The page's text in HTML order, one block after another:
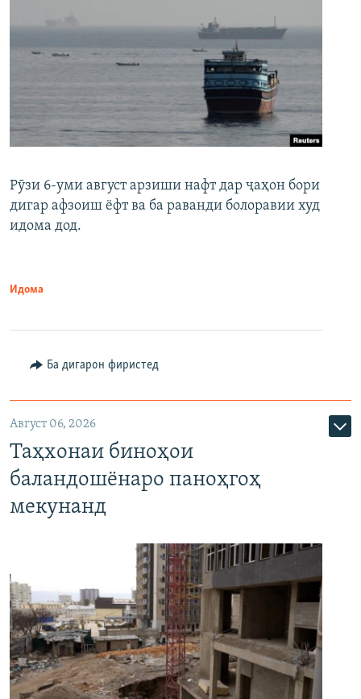
Рӯзи 6-уми август арзиши нафт дар ҷаҳон бори
дигар афзоиш ёфт ва ба раванди болоравии худ
идома дод.
Идома
Ба дигарон фиристед
Август 06, 2026
Таҳхонаи биноҳои
баландошёнаро паноҳгоҳ
мекунанд